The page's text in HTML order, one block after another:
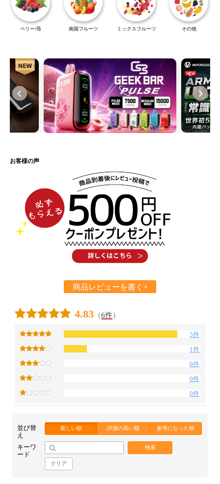
お買い物を続ける カートへ進む
ベリー/苺 南国フルーツ ミックスフルーツ その他
お客様の声
商品レビューを書く+
4.83 （6件）
5件
1件
0件
0件
0件
並び替
え
新しい順 評価の高い順 参考になった順
キーワ
ード
検索
クリア